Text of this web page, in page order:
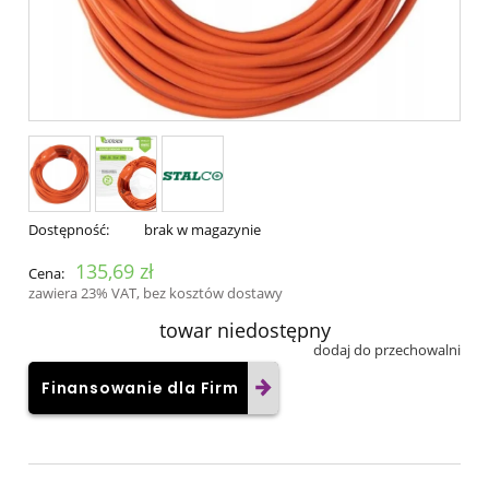
Dostępność: brak w magazynie
Cena: 135,69 zł
zawiera 23% VAT, bez kosztów dostawy
towar niedostępny
dodaj do przechowalni
Finansowanie dla Firm